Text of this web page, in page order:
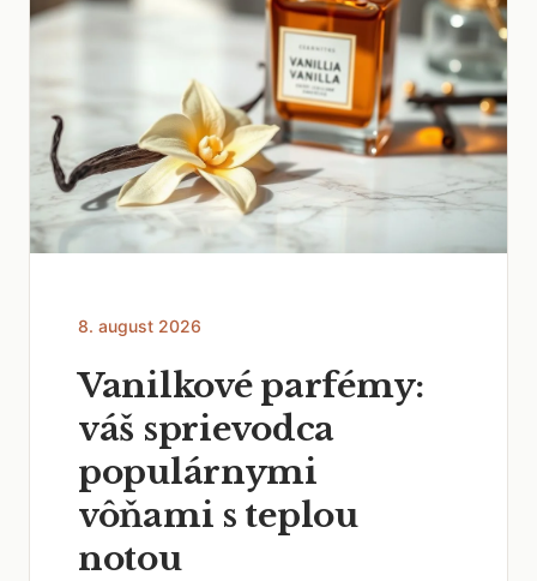
8. august 2026
Vanilkové parfémy:
váš sprievodca
populárnymi
vôňami s teplou
notou